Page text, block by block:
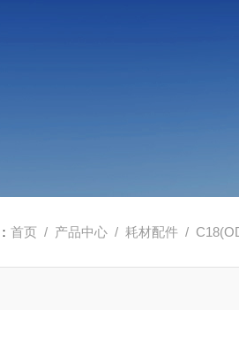
首页 / 产品中心 /耗材配件 /